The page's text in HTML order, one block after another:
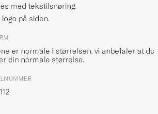
med tekstilsnøring.
logo på siden.
er normale i størrelsen, vi anbefaler at du
din normale størrelse.